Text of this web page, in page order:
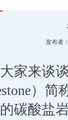
发布者
家来谈
）简
碳酸盐